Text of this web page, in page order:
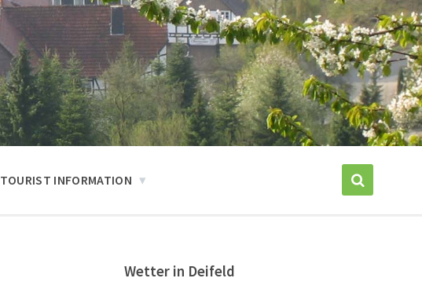
TOURIST INFORMATION
Wetter in Deifeld